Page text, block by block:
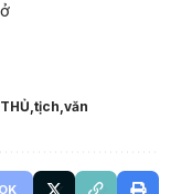
THỦ tịch văn